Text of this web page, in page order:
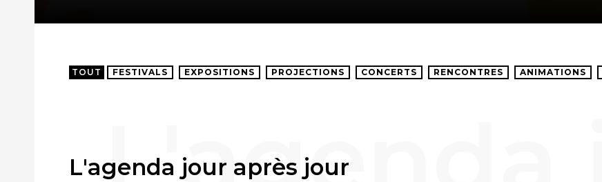
TOUT FESTIVALS EXPOSITIONS PROJECTIONS CONCERTS RENCONTRES ANIMATIONS
L'agenda jour après jour